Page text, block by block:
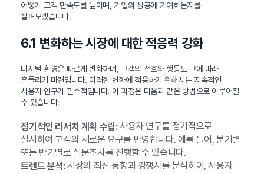
어떻게 고객 만족도를 높이며, 기업의 성공에 기여하는지를
살펴보겠습니다.
6.1 변화하는 시장에 대한 적응력 강화
디지털 환경은 빠르게 변화하며, 고객의 선호와 행동도 그에 따라
흔들리기 마련입니다. 이러한 변화에 적응하기 위해서는 지속적인
사용자 연구가 필수적입니다. 이 과정은 다음과 같은 방법으로 이루어질
수 있습니다:
정기적인 리서치 계획 수립:사용자 연구를 정기적으로
실시하여 고객의 새로운 요구를 반영합니다. 예를 들어, 분기별
또는 반기별로 설문조사를 진행할 수 있습니다.
트렌드 분석:시장의 최신 동향과 경쟁사를 분석하여, 사용자